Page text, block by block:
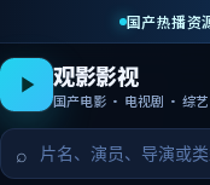
国产热播资
观影影视
国产电影 · 电视剧 · 综艺
⌕